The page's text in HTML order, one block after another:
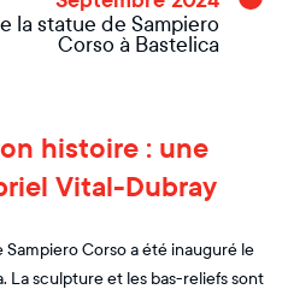
la statue de Sampiero
Corso à Bastelica
histoire : une
Vital-Dubray
Corso a été inauguré le
La sculpture et les bas-reliefs sont